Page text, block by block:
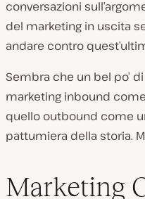
conversazioni
del marketing in uscita
andare contro
Sembra che un bel po’
marketing inbound
quello outbound come
pattumiera della storia.
Marketing